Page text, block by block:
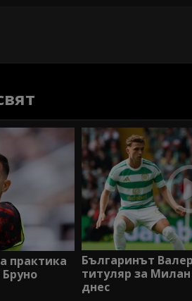
практика
Българинът
титуляр за
днес